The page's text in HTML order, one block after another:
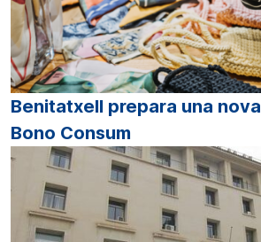
Benitatxell prepara una
Bono Consum